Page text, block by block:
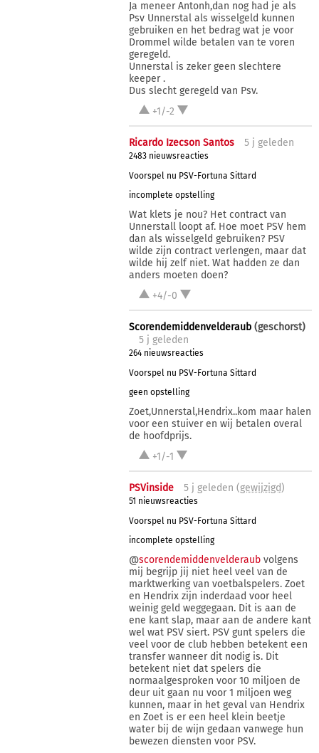
Ja meneer Antonh,dan nog had je als
Psv Unnerstal als wisselgeld kunnen
gebruiken en het bedrag wat je voor
Drommel wilde betalen van te voren
geregeld.
Unnerstal is zeker geen slechtere
keeper .
Dus slecht geregeld van Psv.
+1/-2
Ricardo Izecson Santos 5 j geleden
2483 nieuwsreacties
Voorspel nu PSV-Fortuna Sittard
incomplete opstelling
Wat klets je nou? Het contract van
Unnerstall loopt af. Hoe moet PSV hem
dan als wisselgeld gebruiken? PSV
wilde zijn contract verlengen, maar dat
wilde hij zelf niet. Wat hadden ze dan
anders moeten doen?
+4/-0
Scorendemiddenvelderaub (geschorst)
5 j geleden
264 nieuwsreacties
Voorspel nu PSV-Fortuna Sittard
geen opstelling
Zoet,Unnerstal,Hendrix..kom maar halen
voor een stuiver en wij betalen overal
de hoofdprijs.
+1/-1
PSVinside 5 j geleden (gewijzigd)
51 nieuwsreacties
Voorspel nu PSV-Fortuna Sittard
incomplete opstelling
@scorendemiddenvelderaub volgens
mij begrijp jij niet heel veel van de
marktwerking van voetbalspelers. Zoet
en Hendrix zijn inderdaad voor heel
weinig geld weggegaan. Dit is aan de
ene kant slap, maar aan de andere kant
wel wat PSV siert. PSV gunt spelers die
veel voor de club hebben betekent een
transfer wanneer dit nodig is. Dit
betekent niet dat spelers die
normaalgesproken voor 10 miljoen de
deur uit gaan nu voor 1 miljoen weg
kunnen, maar in het geval van Hendrix
en Zoet is er een heel klein beetje
water bij de wijn gedaan vanwege hun
bewezen diensten voor PSV.